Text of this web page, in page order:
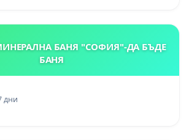
БАНЯ "СОФИЯ"-ДА БЪДЕ
БАНЯ
дни